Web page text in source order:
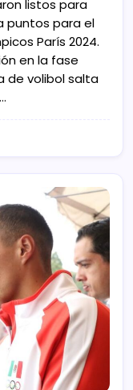
listos para
puntos para el
París 2024.
en la fase
de volibol salta